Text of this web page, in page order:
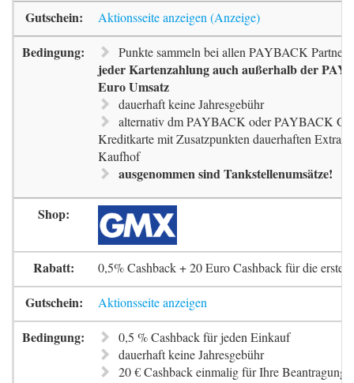
Aktionsseite anzeigen
Punkte sammeln bei allen PAYBACK
jeder Kartenzahlung auch außerhalb der
Euro Umsatz
dauerhaft keine Jahresgebühr
alternativ dm PAYBACK oder PAYBACK
Kreditkarte mit Zusatzpunkten dauerhaften Extra-
Kaufhof
ausgenommen sind Tankstellenumsätze!
0,5% Cashback + 20 Euro Cashback für die erste
Aktionsseite anzeigen
0,5 % Cashback für jeden Einkauf
dauerhaft keine Jahresgebühr
20 € Cashback einmalig für Ihre Beantragung